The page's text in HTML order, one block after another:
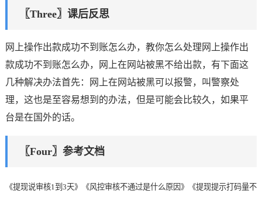
〖Three〗课后反思
网上操作出款成功不到账怎么办，教你怎么处理网上操作出
款成功不到账怎么办，网上在网站被黑不给出款，有下面这
几种解决办法首先：网上在网站被黑可以报警，叫警察处
理，这也是至容易想到的办法，但是可能会比较久，如果平
台是在国外的话。
〖Four〗参考文档
《提现说审核1到3天》《风控审核不通过是什么原因》《提现提示打码量不